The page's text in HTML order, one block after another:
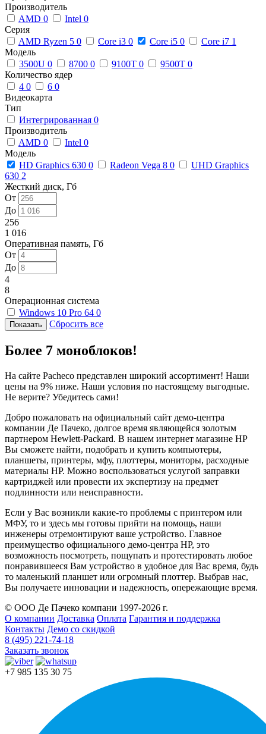
Производитель
AMD 0 Intel 0
Серия
AMD Ryzen 5 0 Core i3 0 Core i5 0 Core i7 1
Модель
3500U 0 8700 0 9100T 0 9500T 0
Количество ядер
4 0 6 0
Видеокарта
Тип
Интегрированная 0
Производитель
AMD 0 Intel 0
Модель
HD Graphics 630 0 Radeon Vega 8 0
UHD Graphics
630 2
Жесткий диск, Гб
От
До
256
1 016
Оперативная память, Гб
От
До
4
8
Операционная система
Windows 10 Pro 64 0
Сбросить все
Более 7 моноблоков!
На сайте Pacheco представлен широкий ассортимент! Наши
цены на 9% ниже. Наши условия по настоящему выгодные.
Не верите? Убедитесь сами!
Добро пожаловать на официальный сайт демо-центра
компании Де Пачеко, долгое время являющейся золотым
партнером Hewlett-Packard. В нашем интернет магазине HP
Вы сможете найти, подобрать и купить компьютеры,
планшеты, принтеры, мфу, плоттеры, мониторы, расходные
материалы HP. Можно воспользоваться услугой заправки
картриджей или провести их экспертизу на предмет
подлинности или неисправности.
Если у Вас возникли какие-то проблемы с принтером или
МФУ, то и здесь мы готовы прийти на помощь, наши
инженеры отремонтируют ваше устройство. Главное
преимущество официального демо-центра HP, это
возможность посмотреть, пощупать и протестировать любое
понравившееся Вам устройство в удобное для Вас время, будь
то маленький планшет или огромный плоттер. Выбрав нас,
Вы получаете инновации и надежность, опережающие время.
© ООО Де Пачеко компани 1997-2026 г.
О компании Доставка Оплата Гарантия и поддержка
Контакты Демо со скидкой
8 (495) 221-74-18
Заказать звонок
+7 985 135 30 75